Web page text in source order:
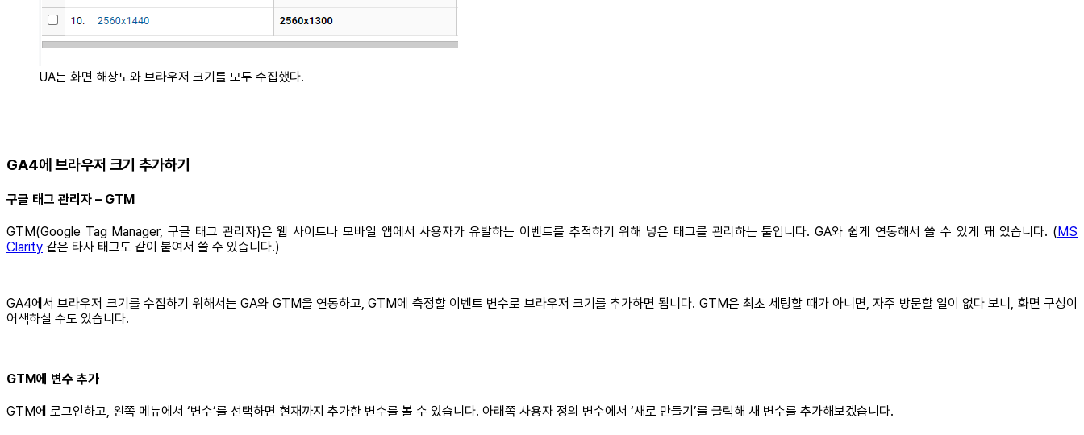
UA는 화면 해상도와 브라우저 크기를 모두 수집했다.
GA4에 브라우저 크기 추가하기
구글 태그 관리자 – GTM
GTM(Google Tag Manager, 구글 태그 관리자)은 웹 사이트나 모바일 앱에서 사용자가 유발하는 이벤트를 추적하기 위해 넣은 태그를 관리하는 툴입니다. GA와 쉽게 연동해서 쓸 수 있게 돼 있습니다. (MS
Clarity 같은 타사 태그도 같이 붙여서 쓸 수 있습니다.)
GA4에서 브라우저 크기를 수집하기 위해서는 GA와 GTM을 연동하고, GTM에 측정할 이벤트 변수로 브라우저 크기를 추가하면 됩니다. GTM은 최초 세팅할 때가 아니면, 자주 방문할 일이 없다 보니, 화면 구성이
어색하실 수도 있습니다.
GTM에 변수 추가
GTM에 로그인하고, 왼쪽 메뉴에서 ‘변수’를 선택하면 현재까지 추가한 변수를 볼 수 있습니다. 아래쪽 사용자 정의 변수에서 ‘새로 만들기’를 클릭해 새 변수를 추가해보겠습니다.